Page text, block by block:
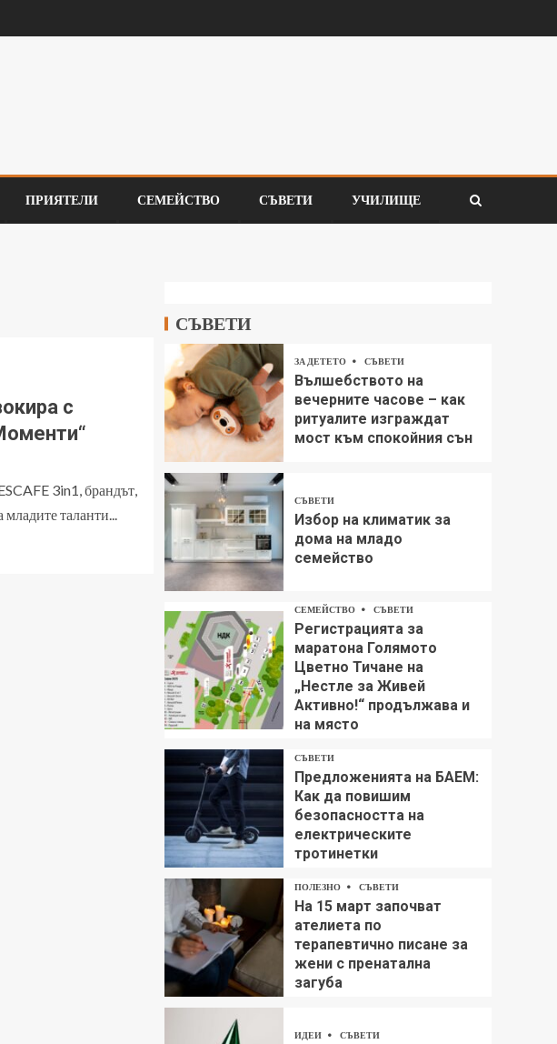
ПРИЯТЕЛИ СЕМЕЙСТВО СЪВЕТИ УЧИЛИЩЕ
с
3in1, брандът,
таланти...
СЪВЕТИ
ЗА ДЕТЕТО СЪВЕТИ
Вълшебството на
вечерните часове – как
ритуалите изграждат
мост към спокойния сън
СЪВЕТИ
Избор на климатик за
дома на младо
семейство
СЕМЕЙСТВО СЪВЕТИ
Регистрацията за
маратона Голямото
Цветно Тичане на
„Нестле за Живей
Aктивно!“ продължава и
на място
СЪВЕТИ
Предложенията на БАЕМ:
Как да повишим
безопасността на
електрическите
тротинетки
ПОЛЕЗНО СЪВЕТИ
На 15 март започват
ателиета по
терапевтично писане за
жени с пренатална
загуба
ИДЕИ СЪВЕТИ